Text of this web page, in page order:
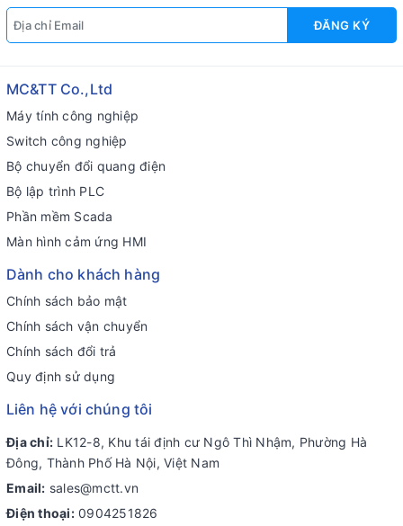
ĐĂNG KÝ
MC&TT Co.,Ltd
Máy tính công nghiệp
Switch công nghiệp
Bộ chuyển đổi quang điện
Bộ lập trình PLC
Phần mềm Scada
Màn hình cảm ứng HMI
Dành cho khách hàng
Chính sách bảo mật
Chính sách vận chuyển
Chính sách đổi trả
Quy định sử dụng
Liên hệ với chúng tôi
Địa chỉ: LK12-8, Khu tái định cư Ngô Thì Nhậm, Phường Hà
Đông, Thành Phố Hà Nội, Việt Nam
Email: sales@mctt.vn
Điện thoại: 0904251826